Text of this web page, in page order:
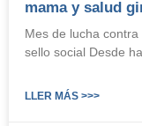
mama y salud
Mes de lucha
sello social Desde
LLER MÁS >>>